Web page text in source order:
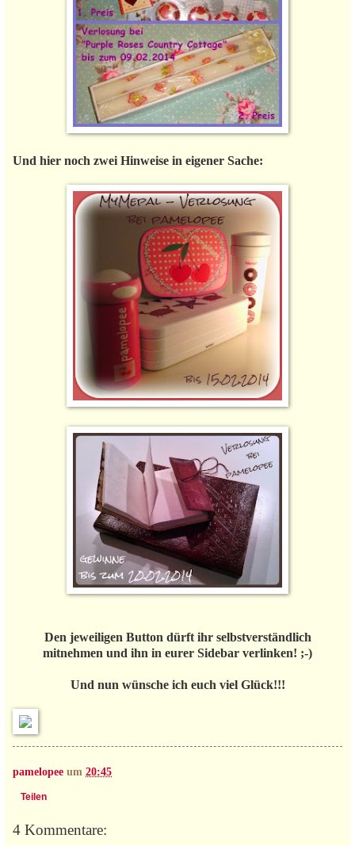
Und hier noch zwei Hinweise in eigener Sache:
Den jeweiligen Button dürft ihr selbstverständlich
mitnehmen und ihn in eurer Sidebar verlinken! ;-)
Und nun wünsche ich euch viel Glück!!!
pamelopee um 20:45
Teilen
4 Kommentare: